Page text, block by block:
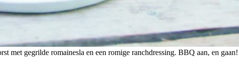
met gegrilde romainesla en een romige ranchdressing. BBQ aan, en gaan!